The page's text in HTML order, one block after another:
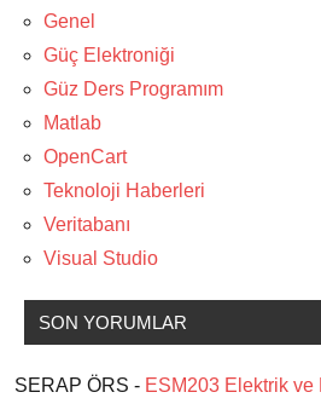
Genel
Güç Elektroniği
Güz Ders Programım
Matlab
OpenCart
Teknoloji Haberleri
Veritabanı
Visual Studio
SON YORUMLAR
SERAP ÖRS - ESM203 Elektrik